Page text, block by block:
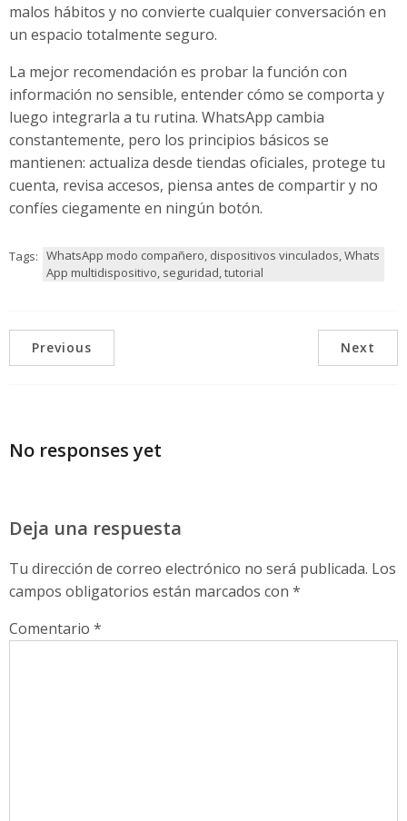
malos hábitos y no convierte cualquier conversación en
un espacio totalmente seguro.
La mejor recomendación es probar la función con
información no sensible, entender cómo se comporta y
luego integrarla a tu rutina. WhatsApp cambia
constantemente, pero los principios básicos se
mantienen: actualiza desde tiendas oficiales, protege tu
cuenta, revisa accesos, piensa antes de compartir y no
confíes ciegamente en ningún botón.
Tags: WhatsApp modo compañero, dispositivos vinculados, Whats
App multidispositivo, seguridad, tutorial
Previous Next
No responses yet
Deja una respuesta
Tu dirección de correo electrónico no será publicada. Los
campos obligatorios están marcados con *
Comentario *